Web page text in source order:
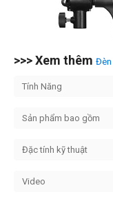
>>> Xem thêm Đèn
Tính Năng
Sản phẩm bao gồm
Đặc tính kỹ thuật
Video